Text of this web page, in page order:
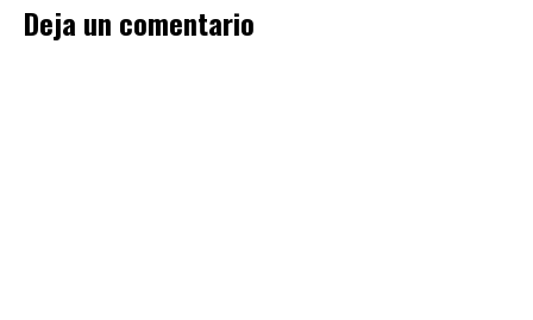
Deja un comentario